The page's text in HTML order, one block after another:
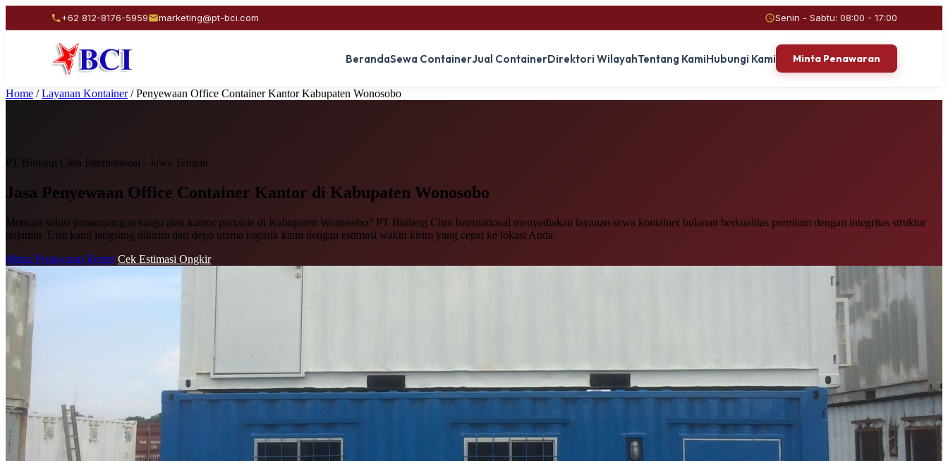
+62 812-8176-5959 marketing@pt-bci.com Senin - Sabtu: 08:00 - 17:00
BerandaSewa ContainerJual ContainerDirektori WilayahTentang KamiHubungi Kami Minta Penawaran
Home / Layanan Kontainer / Penyewaan Office Container Kantor Kabupaten Wonosobo
PT Bintang Citra International - Jawa Tengah
Jasa Penyewaan Office Container Kantor di Kabupaten Wonosobo
Mencari solusi penampangan kargo atau kantor portable di Kabupaten Wonosobo? PT Bintang Citra International menyediakan layanan sewa kontainer bulanan berkualitas premium dengan integritas struktur
terjamin. Unit kami langsung dikirim dari depo utama logistik kami dengan estimasi waktu kirim yang cepat ke lokasi Anda.
Minta Penawaran Resmi Cek Estimasi Ongkir